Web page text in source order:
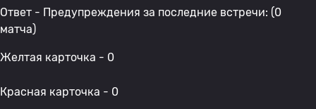
Ответ - Предупреждения за последние встречи: (0
матча)
Желтая карточка - 0
Красная карточка - 0